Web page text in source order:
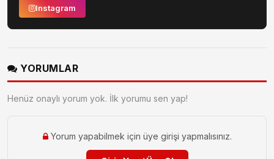
Instagram
YORUMLAR
Henüz onaylı yorum yok. İlk yorumu sen yap!
Yorum yapabilmek için üye girişi yapmalısınız.